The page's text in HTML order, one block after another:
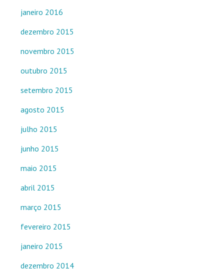
janeiro 2016
dezembro 2015
novembro 2015
outubro 2015
setembro 2015
agosto 2015
julho 2015
junho 2015
maio 2015
abril 2015
março 2015
fevereiro 2015
janeiro 2015
dezembro 2014